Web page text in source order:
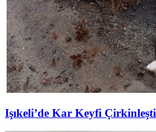
Işıkeli’de Kar Keyfi Çirkinleşti